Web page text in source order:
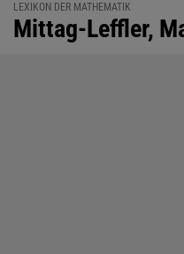
LEXIKON DER MATHEMATIK
:
Mittag-Leffler,